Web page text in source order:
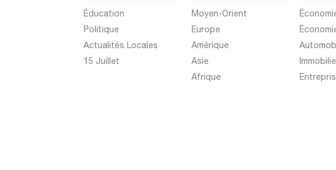
Niğde
Osmaniye
Éducation
Politique
Actualités Locales
15 Juillet
Moyen-Orient
Europe
Amérique
Asie
Afrique